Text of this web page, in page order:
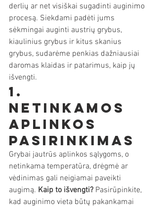
derlių ar net visiškai sugadinti auginimo
procesą. Siekdami padėti jums
sėkmingai auginti austrių grybus,
kiaulinius grybus ir kitus skanius
grybus, sudarėme penkias dažniausiai
daromas klaidas ir patarimus, kaip jų
išvengti.
1.
Netinkamos
aplinkos
pasirinkimas
Grybai jautrūs aplinkos sąlygoms, o
netinkama temperatūra, drėgmė ar
vėdinimas gali neigiamai paveikti
augimą. Kaip to išvengti? Pasirūpinkite,
kad auginimo vieta būtų pakankamai